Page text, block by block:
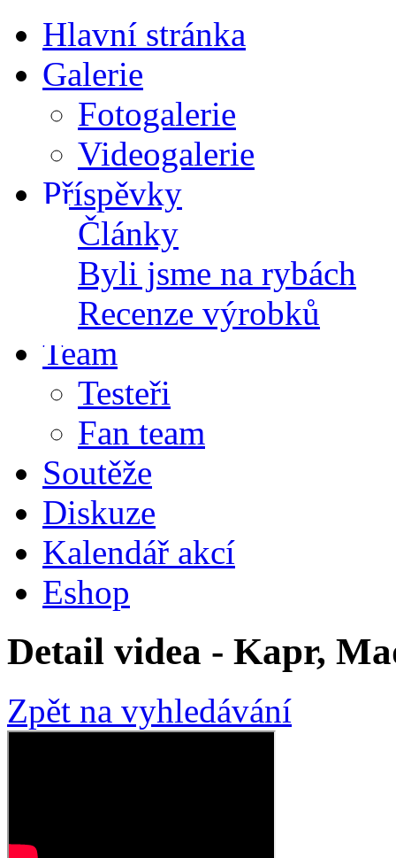
Hlavní stránka
Galerie
Fotogalerie
Videogalerie
Příspěvky
Články
Byli jsme na rybách
Recenze výrobků
Team
Testeři
Fan team
Soutěže
Diskuze
Kalendář akcí
Eshop
Detail videa - Kapr,
Zpět na vyhledávání